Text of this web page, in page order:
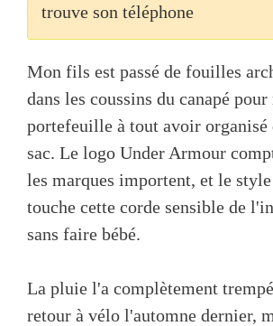
trouve son téléphone
Mon fils est passé de fouilles
dans les coussins du canapé
portefeuille à tout avoir organisé
sac. Le logo Under Armour
les marques importent, et le
touche cette corde sensible de
sans faire bébé.
La pluie l'a complètement
retour à vélo l'automne dernier,